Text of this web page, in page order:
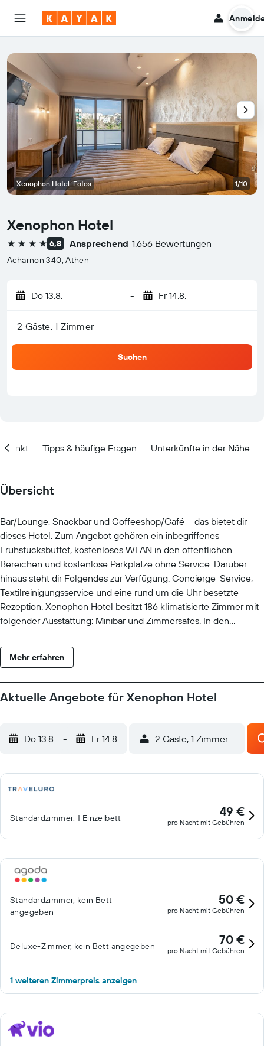
Xenophon Hotel
4 Sterne 6,8 Ansprechend 1.656 Bewertungen
Acharnon 340, Athen
Do 13.8. - Fr 14.8.
2 Gäste, 1 Zimmer
Suchen
Xenophon Hotel: Fotos 1/10
Tipps & häufige Fragen Unterkünfte in der Nähe
Übersicht
Bar/Lounge, Snackbar und Coffeeshop/Café – das bietet dir
dieses Hotel. Zum Angebot gehören ein inbegriffenes
Frühstücksbuffet, kostenloses WLAN in den öffentlichen
Bereichen und kostenlose Parkplätze ohne Service. Darüber
hinaus steht dir Folgendes zur Verfügung: Concierge-Service,
Textilreinigungsservice und eine rund um die Uhr besetzte
Rezeption. Xenophon Hotel besitzt 186 klimatisierte Zimmer mit
folgender Ausstattung: Minibar und Zimmersafes. In den
zur Verfügung. Zur Badausstattung gehören Badewannen oder
Duschen und Haartrockner. Dir steht ein kostenloser
gehören Telefone und Schreibtische. Der Reinigungsservice
wird täglich angeboten. Auf Anfrage bekommst du
Mehr erfahren
Aktuelle Angebote für Xenophon Hotel
Do 13.8. - Fr 14.8. 2 Gäste, 1 Zimmer
Standardzimmer, 1 Einzelbett 49 €
pro Nacht mit Gebühren
Standardzimmer, kein Bett
angegeben
50 €
pro Nacht mit Gebühren
Deluxe-Zimmer, kein Bett angegeben 70 €
pro Nacht mit Gebühren
1 weiteren Zimmerpreis anzeigen